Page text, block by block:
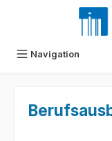
Zum Hauptinhalt
Navigation